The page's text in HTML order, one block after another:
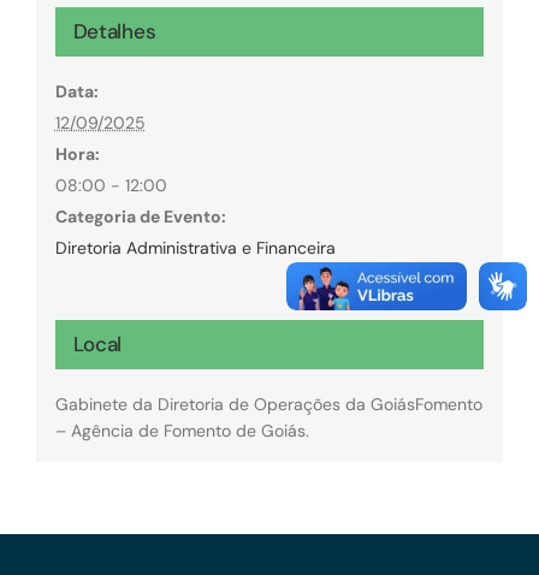
Detalhes
Data:
12/09/2025
Hora:
08:00 - 12:00
Categoria de Evento:
Diretoria Administrativa e Financeira
Local
Gabinete da Diretoria de Operações da GoiásFomento
– Agência de Fomento de Goiás.